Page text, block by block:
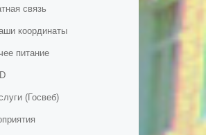
связь
координаты
питание
(Госвеб)